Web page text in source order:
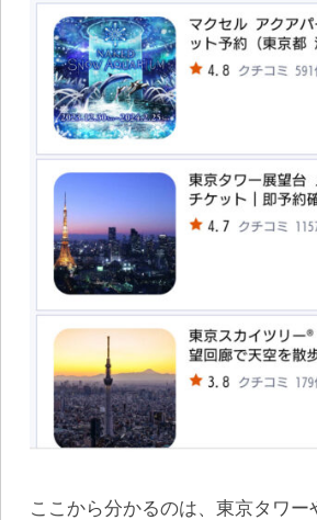
ここから分かるのは、東京タワー